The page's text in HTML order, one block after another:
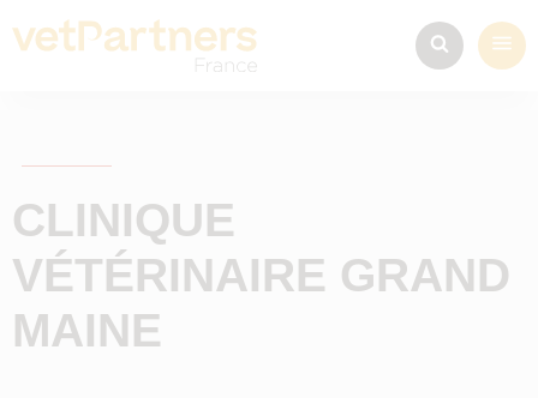
CLINIQUE
VÉTÉRINAIRE GRAND
MAINE